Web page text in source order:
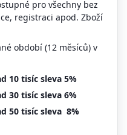
pro všechny bez
registraci apod. Zboží
období (12 měsíců) v
10 tisíc sleva 5%
30 tisíc sleva 6%
50 tisíc sleva 8%